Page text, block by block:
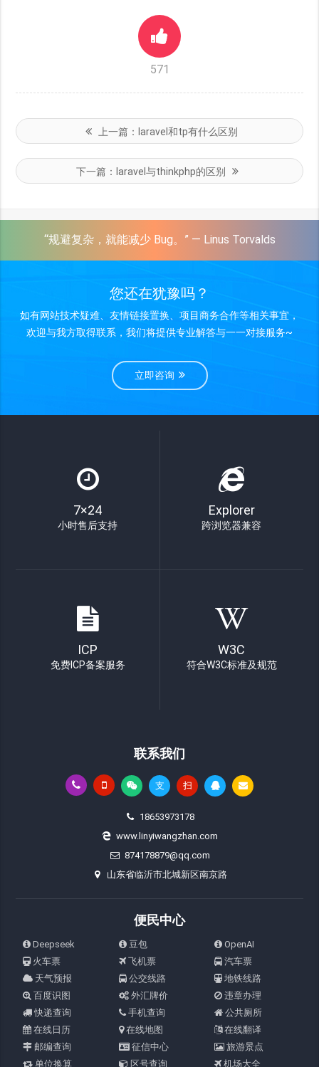
571
上一篇： laravel和tp有什么区别
下一篇： laravel与thinkphp的区别
“规避复杂，就能减少 Bug。” — Linus Torvalds
您还在犹豫吗？
如有网站技术疑难、友情链接置换、项目商务合作等相关事宜，
欢迎与我方取得联系，我们将提供专业解答与一一对接服务~
立即咨询
7×24
小时售后支持
Explorer
跨浏览器兼容
ICP
免费ICP备案服务
W3C
符合W3C标准及规范
联系我们
支 扫
18653973178
www.linyiwangzhan.com
874178879@qq.com
山东省临沂市北城新区南京路
便民中心
Deepseek 豆包
OpenAI
火车票
飞机票
汽车票
天气预报
公交线路
地铁线路
百度识图
外汇牌价
违章办理
快递查询
手机查询
公共厕所
在线日历
在线地图
在线翻译
邮编查询
征信中心
旅游景点
单位换算
区号查询
机场大全